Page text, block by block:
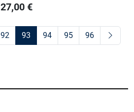
27,00 €
92 93 94 95 96